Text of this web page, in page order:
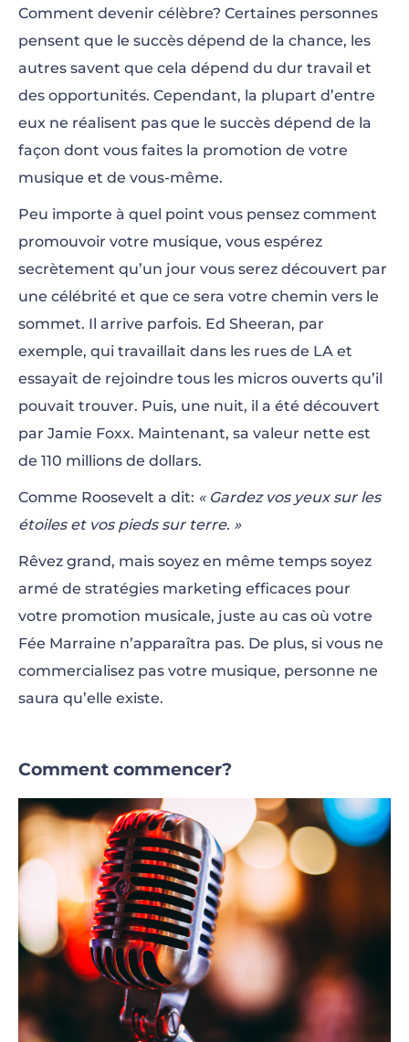
Partagez Votre Musique sur des
Plateformes Numériques
Utilisez les Médias Sociaux pour Votre
Promotion Musicale
Contactez avec des Influenceurs de la
Musique
Envoyez un Bulletin Électronique à Votre
Liste de Contacts
Promouvoir votre Musique Par la Publicité
Payée
Inscrivez-vous sur les Plateformes de
Musique en Direct
Enregistrez des Podcasts de Musique
Partagez vos Vidéos sur YouTube et
Créez votre Marchandise de Bande
Contactez les Blogueurs de la Musique
Trouver des Musiciens avec qui Vous
Pourrez Collaborer
Enregistrez des tutoriels de musique
Comment devenir célèbre? Certaines personnes
pensent que le succès dépend de la chance, les
autres savent que cela dépend du dur travail et
des opportunités. Cependant, la plupart d’entre
eux ne réalisent pas que le succès dépend de la
façon dont vous faites la promotion de votre
musique et de vous-même.
Peu importe à quel point vous pensez comment
promouvoir votre musique, vous espérez
secrètement qu’un jour vous serez découvert par
une célébrité et que ce sera votre chemin vers le
sommet. Il arrive parfois. Ed Sheeran, par
exemple, qui travaillait dans les rues de LA et
essayait de rejoindre tous les micros ouverts qu’il
pouvait trouver. Puis, une nuit, il a été découvert
par Jamie Foxx. Maintenant, sa valeur nette est
de 110 millions de dollars.
Comme Roosevelt a dit: « Gardez vos yeux sur les
étoiles et vos pieds sur terre. »
Rêvez grand, mais soyez en même temps soyez
armé de stratégies marketing efficaces pour
votre promotion musicale, juste au cas où votre
Fée Marraine n’apparaîtra pas. De plus, si vous ne
commercialisez pas votre musique, personne ne
saura qu’elle existe.
Comment commencer?